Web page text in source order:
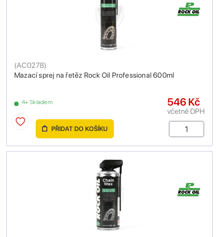
Mazací sprej na řetěz Rock Oil Professional 600ml
(AC0278)
4+ Skladem 546 Kč
včetně DPH
PŘIDAT DO KOŠÍKU